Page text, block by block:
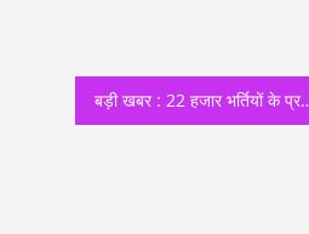
बड़ी खबर : 22 हजार भर्तियों के प्रस्ताव की